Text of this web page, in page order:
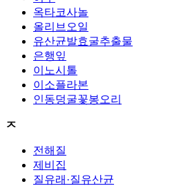
옥타코사놀
올리브오일
유산균발효굴추출물
은행잎
이노시톨
이소플라본
인동덩굴꽃봉오리
ㅈ
전해질
제비집
질유래·질유산균